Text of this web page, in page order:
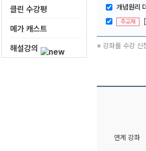
클린 수강평
메가 캐스트
해설강의
개념원리
주교재
※ 강좌를 수강 신
연계 강좌